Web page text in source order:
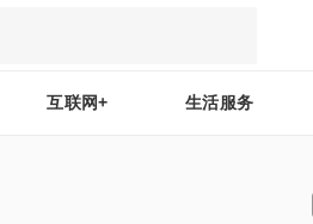
互联网+ 生活服务